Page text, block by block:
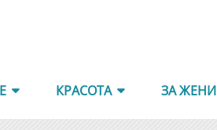
КРАСОТА ЗА ЖЕНИ